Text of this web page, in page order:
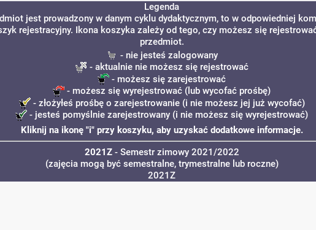
Legenda
jest prowadzony w danym cyklu dydaktycznym, to w odpowiedniej
rejestracyjny. Ikona koszyka zależy od tego, czy możesz się
przedmiot.
- nie jesteś zalogowany
- aktualnie nie możesz się rejestrować
- możesz się zarejestrować
- możesz się wyrejestrować (lub wycofać prośbę)
- złożyłeś prośbę o zarejestrowanie (i nie możesz jej już wycofać)
- jesteś pomyślnie zarejestrowany (i nie możesz się wyrejestrować)
Kliknij na ikonę "i" przy koszyku, aby uzyskać dodatkowe informacje.
2021Z- Semestr zimowy 2021/2022
(zajęcia mogą być semestralne, trymestralne lub roczne)
2021Z